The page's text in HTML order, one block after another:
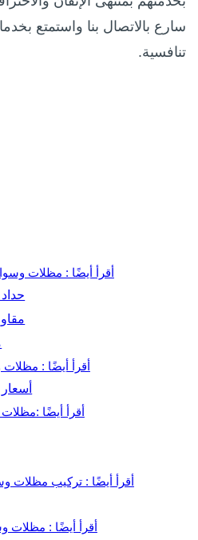
سارع بالاتصال بنا واستمتع
تنافسية.
أقرأ أيضًا : مظلات
أقرأ أيضًا :
أقرأ أيضًا
أقرأ أيضًا : تركيب مظلات
أقرأ أيضًا : مظلات